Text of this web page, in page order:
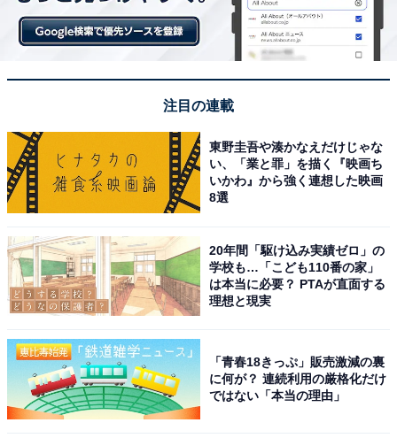
日立「PV-BH900SM-K」
サイクロン式スティッククリーナー パワーブーストサイ
PV-BH900SM-K
Amazonで見る
日立「PV-BL50L」
注目の連載
東野圭吾や湊かなえだけじゃな
い、「業と罪」を描く『映画ち
いかわ』から強く連想した映画
8選
20年間「駆け込み実績ゼロ」の
学校も…「こども110番の家」
は本当に必要？ PTAが直面する
理想と現実
「青春18きっぷ」販売激減の裏
に何が？ 連続利用の厳格化だけ
ではない「本当の理由」